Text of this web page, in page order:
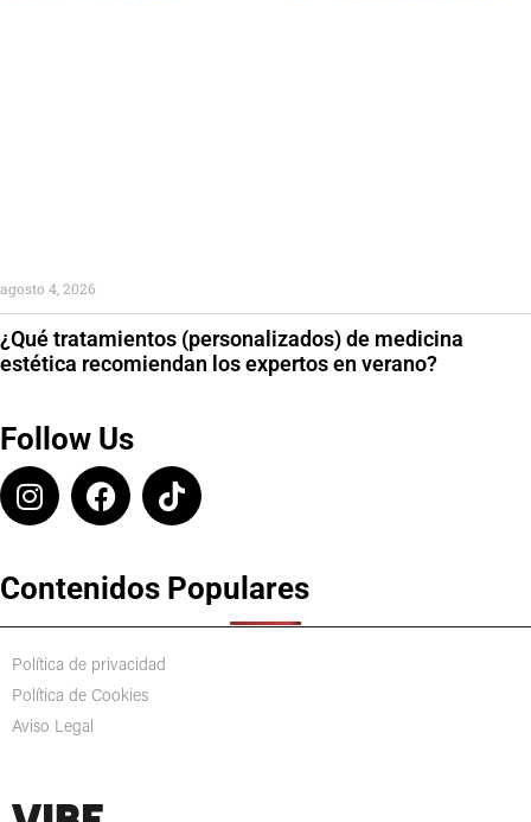
¿Qué tratamientos (personalizados) de medicina
estética recomiendan los expertos en verano?
agosto 4, 2026
Follow Us
Contenidos Populares
Política de privacidad
Política de Cookies
Aviso Legal